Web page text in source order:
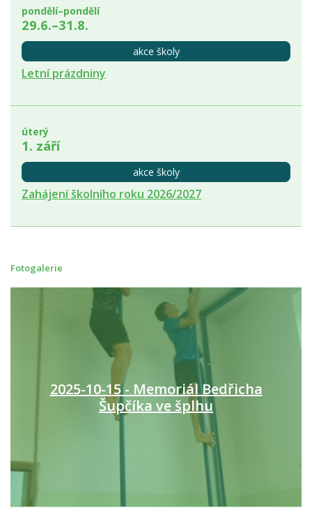
pondělí–pondělí
29.6.–31.8.
akce školy
Letní prázdniny
úterý
1. září
akce školy
Zahájení školního roku 2026/2027
Fotogalerie
2025-10-15 - Memoriál Bedřicha
Šupčíka ve šplhu